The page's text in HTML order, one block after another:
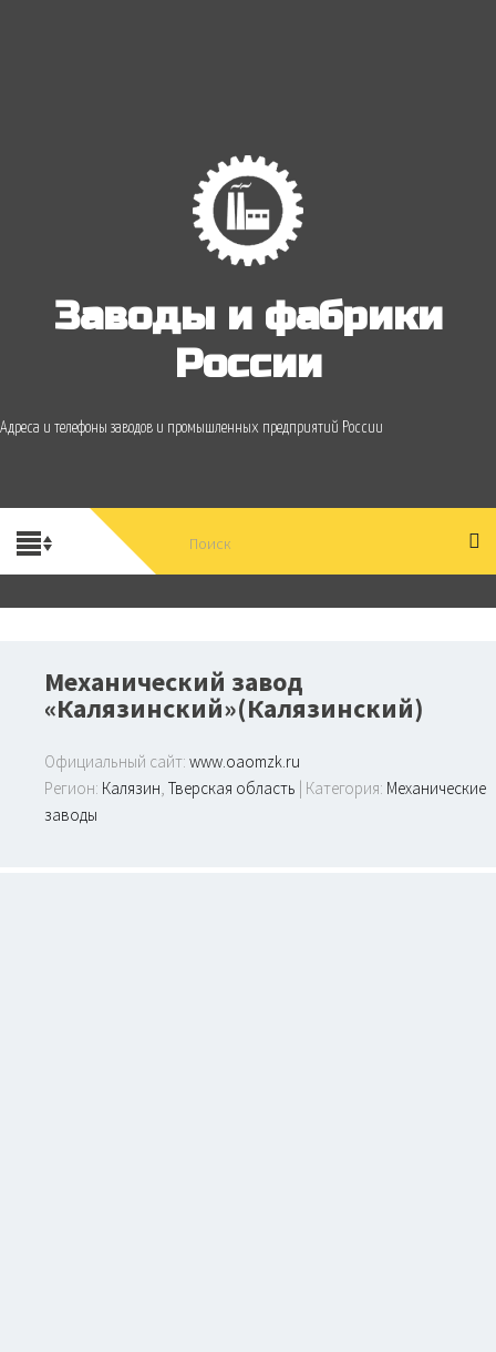
Заводы и фабрики
России
Адреса и телефоны заводов и промышленных предприятий России
Механический завод
«Калязинский»(Калязинский)
Официальный сайт: www.oaomzk.ru
Регион: Калязин, Тверская область | Категория: Механические
заводы